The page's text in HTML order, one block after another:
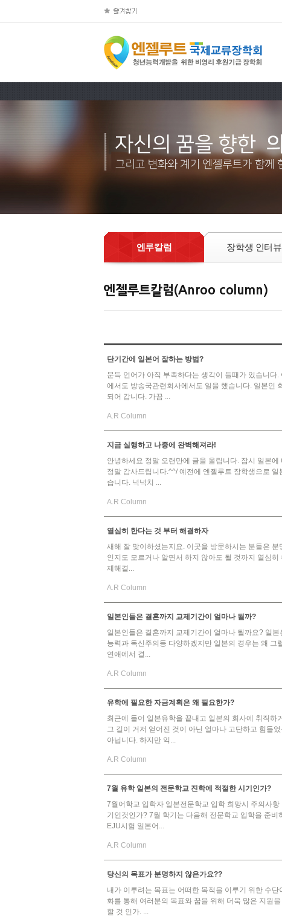
엔루칼럼 장학생 인터뷰
단기간에 일본어 잘하는 방법?
문득 언어가 아직 부족하다는 생각이 들때가 있습니다
에서도 방송국관련회사에서도 일을 했습니다. 일본인
되어 갑니다. 가끔 ...
A.R Column
지금 실행하고 나중에 완벽해져라!
안녕하세요 정말 오랜만에 글을 올립니다. 잠시 일본
정말 감사드립니다.^^/ 예전에 엔젤루트 장학생으로
습니다. 넉넉치 ...
A.R Column
열심히 한다는 것 부터 해결하자
새해 잘 맞이하셨는지요. 이곳을 방문하시는 분들은
인지도 모르거나 알면서 하지 않아도 될 것까지 열심
제해결...
A.R Column
일본인들은 결혼까지 교제기간이 얼마나 될까?
일본인들은 결혼까지 교제기간이 얼마나 될까요? 일
능력과 독신주의등 다양하겠지만 일본의 경우는 왜
연애에서 결...
A.R Column
유학에 필요한 자금계획은 왜 필요한가?
최근에 들어 일본유학을 끝내고 일본의 회사에 취직
그 길이 거저 얻어진 것이 아닌 얼마나 고단하고 힘들
아닙니다. 하지만 익...
A.R Column
7월 유학 일본의 전문학교 진학에 적절한 시기인가?
7월어학교 입학자 일본전문학교 입학 희망시 주의사
기인것인가? 7월 학기는 다음해 전문학교 입학을 준
EJU시험 일본어...
A.R Column
당신의 목표가 분명하지 않은가요??
내가 이루려는 목표는 어떠한 목적을 이루기 위한 수
화를 통해 여러분의 목표와 꿈을 위해 더욱 많은 지원
할 것 인가. ...